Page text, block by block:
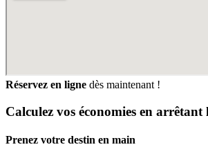
Réservez en ligne dès maintenant !
Calculez vos économies en arrêtant
Prenez votre destin en main